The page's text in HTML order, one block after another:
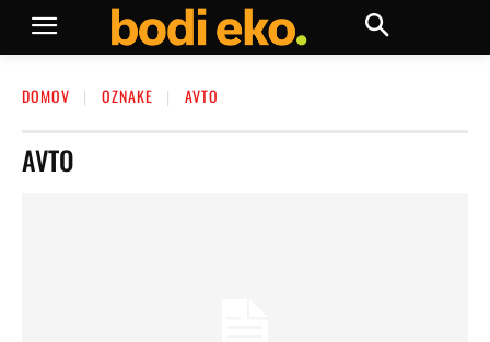
DOMOV OZNAKE AVTO
AVTO